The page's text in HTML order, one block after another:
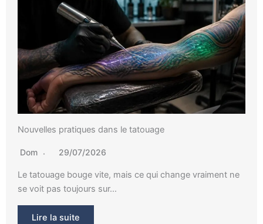
Nouvelles pratiques dans le tatouage
Dom 29/07/2026
Le tatouage bouge vite, mais ce qui change vraiment ne
se voit pas toujours sur…
Lire la suite